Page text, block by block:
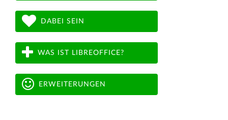
DABEI SEIN
WAS IST LIBREOFFICE?
ERWEITERUNGEN